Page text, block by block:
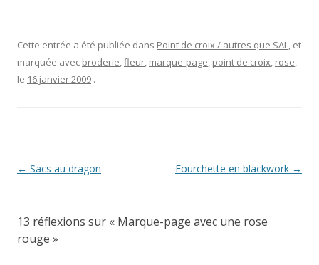
Cette entrée a été publiée dans Point de croix / autres que SAL, et
marquée avec broderie,fleur, marque-page, point de croix, rose,
le 16 janvier 2009 .
Navigation
← Sacs au dragon Fourchette en blackwork →
13 réflexions sur « Marque-page avec une rose
rouge »